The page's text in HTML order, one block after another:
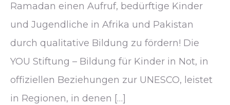
Ramadan einen Aufruf, bedürftige Kinder
und Jugendliche in Afrika und Pakistan
durch qualitative Bildung zu fördern! Die
YOU Stiftung – Bildung für Kinder in Not, in
offiziellen Beziehungen zur UNESCO, leistet
in Regionen, in denen […]